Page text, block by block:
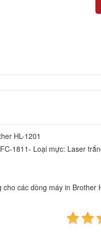
HL-1201
các dòng máy in Brother